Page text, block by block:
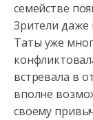
семействе
Зрители даже
Таты уже
встревала в
вполне
своему